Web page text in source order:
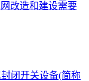
改造和建设需要
闭开关设备(简称